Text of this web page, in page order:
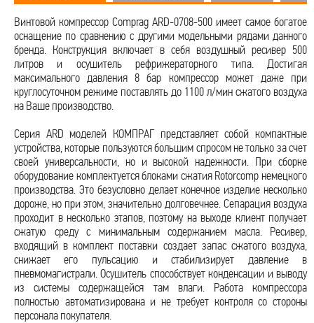
Винтовой компрессор Comprag ARD-0708-500 имеет самое богатое
оснащение по сравнению с другими модельными рядами данного
бренда. Конструкция включает в себя воздушный ресивер 500
литров и осушитель рефрижераторного типа. Достигая
максимального давления 8 бар компрессор может даже при
круглосуточном режиме поставлять до 1100 л/мин сжатого воздуха
на Ваше производство.
Серия ARD моделей КОМПРАГ представляет собой компактные
устройства, которые пользуются большим спросом не только за счет
своей универсальности, но и высокой надежности. При сборке
оборудование комплектуется блоками сжатия Rotorcomp немецкого
производства. Это безусловно делает конечное изделие несколько
дороже, но при этом, значительно долговечнее. Сепарация воздуха
проходит в несколько этапов, поэтому на выходе клиент получает
сжатую среду с минимальным содержанием масла. Ресивер,
входящий в комплект поставки создает запас сжатого воздуха,
снижает его пульсацию и стабилизирует давление в
пневмомагистрали. Осушитель способствует конденсации и выводу
из системы содержащейся там влаги. Работа компрессора
полностью автоматизирована и не требует контроля со стороны
персонала покупателя.